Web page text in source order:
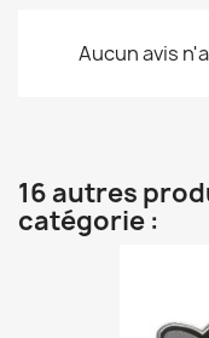
Aucun avis
16 autres
catégorie :